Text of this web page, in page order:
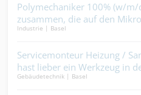
Polymechaniker 100% (w/
zusammen, die auf den
Mehr geht nicht....
Industrie | Basel
Servicemonteur Heizung /
hast lieber ein Werkzeug in
dem Schoss....
Gebäudetechnik | Basel